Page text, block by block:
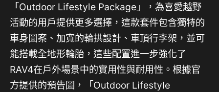
「Outdoor Lifestyle Package」，為喜愛越野
活動的用戶提供更多選擇，這款套件包含獨特的
車身圖案、加寬的輪拱設計、車頂行李架，並可
能搭載全地形輪胎，這些配置進一步強化了
RAV4在戶外場景中的實用性與耐用性。根據官
方提供的預告圖，「Outdoor Lifestyle